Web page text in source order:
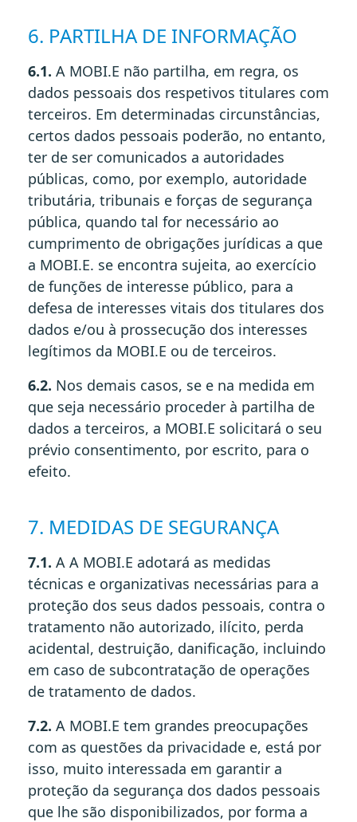
6. PARTILHA DE INFORMAÇÃO
6.1. A MOBI.E não partilha, em regra, os
dados pessoais dos respetivos titulares com
terceiros. Em determinadas circunstâncias,
certos dados pessoais poderão, no entanto,
ter de ser comunicados a autoridades
públicas, como, por exemplo, autoridade
tributária, tribunais e forças de segurança
pública, quando tal for necessário ao
cumprimento de obrigações jurídicas a que
a MOBI.E. se encontra sujeita, ao exercício
de funções de interesse público, para a
defesa de interesses vitais dos titulares dos
dados e/ou à prossecução dos interesses
legítimos da MOBI.E ou de terceiros.
6.2. Nos demais casos, se e na medida em
que seja necessário proceder à partilha de
dados a terceiros, a MOBI.E solicitará o seu
prévio consentimento, por escrito, para o
efeito.
7. MEDIDAS DE SEGURANÇA
7.1. A A MOBI.E adotará as medidas
técnicas e organizativas necessárias para a
proteção dos seus dados pessoais, contra o
tratamento não autorizado, ilícito, perda
acidental, destruição, danificação, incluindo
em caso de subcontratação de operações
de tratamento de dados.
7.2. A MOBI.E tem grandes preocupações
com as questões da privacidade e, está por
isso, muito interessada em garantir a
proteção da segurança dos dados pessoais
que lhe são disponibilizados, por forma a